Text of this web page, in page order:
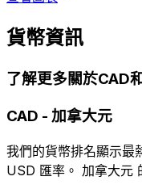
貨幣資訊
了解更多關於CAD
CAD - 加拿大元
我們的貨幣排名顯示最
USD 匯率。 加拿大元